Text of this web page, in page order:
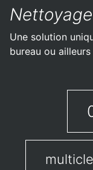
Une solution
bureau ou